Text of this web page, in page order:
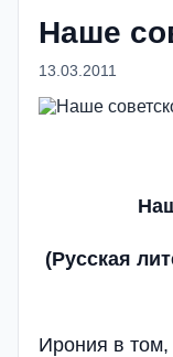
Наше
13.03.2011
(Русская
Ирония в